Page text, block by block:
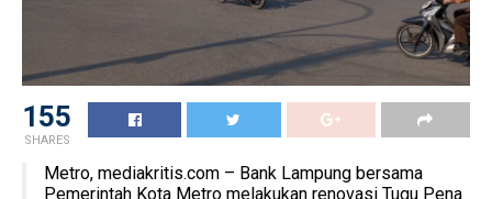
155
SHARES
Metro, mediakritis.com – Bank Lampung bersama
Pemerintah Kota Metro melakukan renovasi Tugu Pena